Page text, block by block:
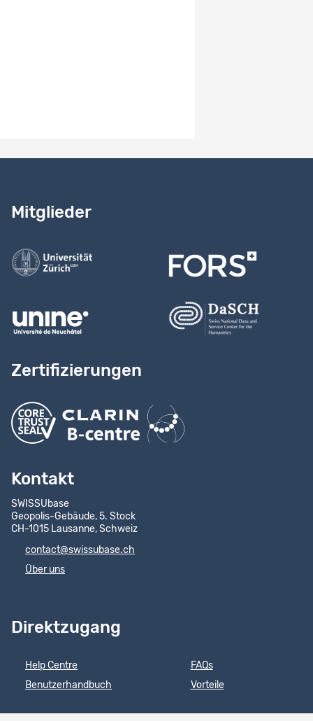
Mitglieder
Zertifizierungen
Kontakt
SWISSUbase
Geopolis-Gebäude, 5. Stock
CH-1015 Lausanne, Schweiz
contact@swissubase.ch
Über uns
Direktzugang
Help Centre
Benutzerhandbuch
FAQs
Vorteile